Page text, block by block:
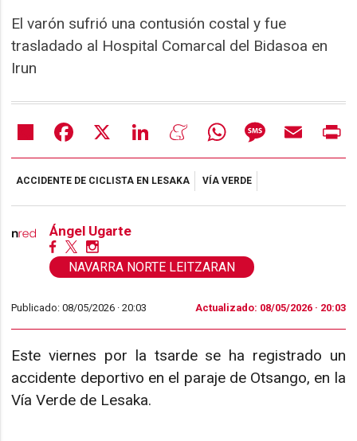
El varón sufrió una contusión costal y fue
trasladado al Hospital Comarcal del Bidasoa en
Irun
Share Facebook LinkedIn MeneameWhatsAppMessageEmail
ACCIDENTE DE CICLISTA EN LESAKA VÍA VERDE
Ángel Ugarte
NAVARRA NORTE LEITZARAN
Publicado: 08/05/2026 ·20:03 Actualizado: 08/05/2026 · 20:03
Este viernes por la tsarde se ha registrado un
accidente deportivo en el paraje de Otsango, en la
Vía Verde de Lesaka.